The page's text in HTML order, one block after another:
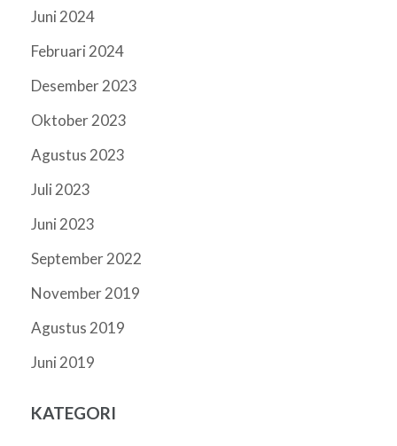
Juni 2024
Februari 2024
Desember 2023
Oktober 2023
Agustus 2023
Juli 2023
Juni 2023
September 2022
November 2019
Agustus 2019
Juni 2019
KATEGORI